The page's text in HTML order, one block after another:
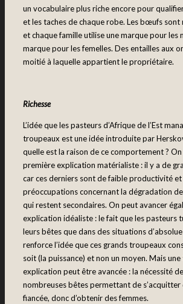
un vocabulaire plus riche encore pour
et les taches de chaque robe. Les bœufs sont
et chaque famille utilise une marque pour les
marque pour les femelles. Des entailles aux
moitié à laquelle appartient le propriétaire.
Richesse
L’idée que les pasteurs d’Afrique de l’Est
troupeaux est une idée introduite par
quelle est la raison de ce comportement ? On
première explication matérialiste : il y a de
car ces derniers sont de faible productivité et
préoccupations concernant la dégradation
qui restent secondaires. On peut avancer
explication idéaliste : le fait que les pasteurs
leurs bêtes que dans des situations
renforce l’idée que ces grands troupeaux
soit (la puissance) et non un moyen. Mais
explication peut être avancée : la nécessité
nombreuses bêtes permettant de s’acquitter
fiancée, donc d’obtenir des femmes.